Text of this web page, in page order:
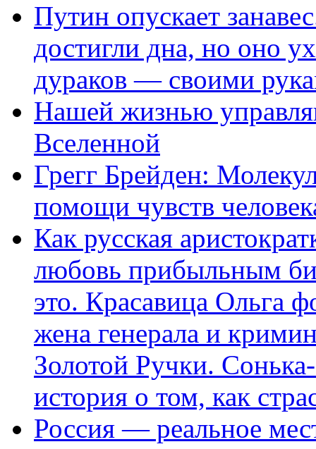
Путин опускает
достигли дна, но оно
дураков — своими
Нашей жизнью
Вселенной
Грегг Брейден:
помощи чувств
Как русская
любовь прибыльным
это. Красавица Ольга
жена генерала и
Золотой Ручки.
история о том, как
Россия — реальное